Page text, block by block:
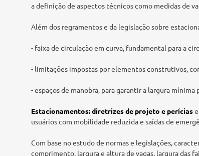
a definição de aspectos técnicos como medidas de
Além dos regramentos e da legislação sobre
- faixa de circulação em curva, fundamental para a
- limitações impostas por elementos construtivos,
- espaços de manobra, para garantir a largura
Estacionamentos: diretrizes de projeto e perícias
usuários com mobilidade reduzida e saídas de
Com base no estudo de normas e legislações,
comprimento, largura e altura de vagas, largura das